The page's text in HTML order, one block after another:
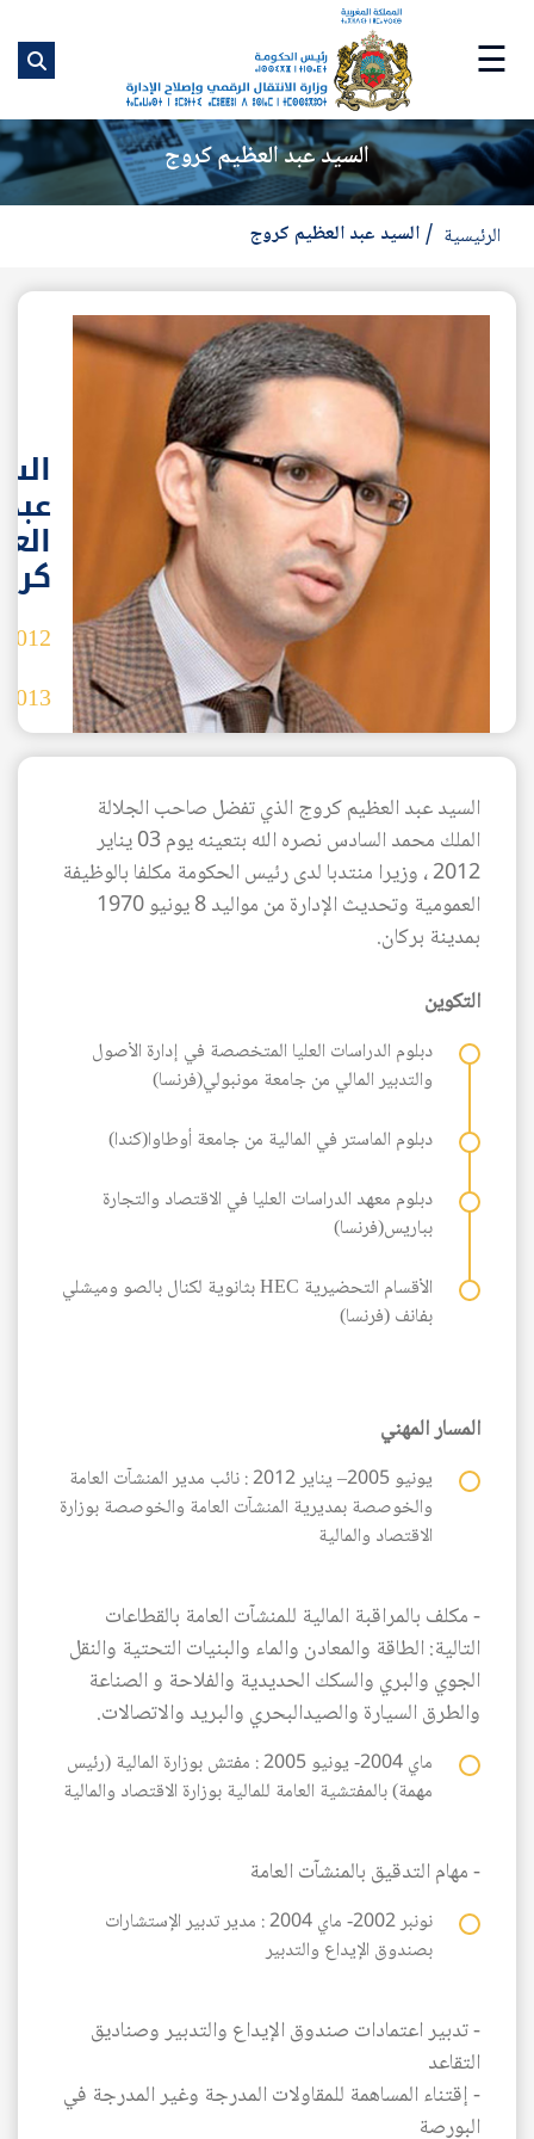
☰
السيد عبد العظيم كروج
الرئيسية السيد عبد العظيم كروج
عبد
2012
2013
السيد عبد العظيم كروج الذي تفضل صاحب الجلالة
الملك محمد السادس نصره الله بتعينه يوم 03 يناير
2012 ، وزيرا منتدبا لدى رئيس الحكومة مكلفا بالوظيفة
العمومية وتحديث الإدارة من مواليد 8 يونيو 1970
بمدينة بركان.
التكوين
دبلوم الدراسات العليا المتخصصة في إدارة الأصول
والتدبير المالي من جامعة مونبولي(فرنسا)
دبلوم الماستر في المالية من جامعة أوطاوا(كندا)
دبلوم معهد الدراسات العليا في الاقتصاد والتجارة
بباريس(فرنسا)
الأقسام التحضيرية HEC بثانوية لكنال بالصو وميشلي
بفانف (فرنسا)
المسار المهني
يونيو 2005– يناير 2012 : نائب مدير المنشآت العامة
والخوصصة بمديرية المنشآت العامة والخوصصة بوزارة
الاقتصاد والمالية
- مكلف بالمراقبة المالية للمنشآت العامة بالقطاعات
التالية: الطاقة والمعادن والماء والبنيات التحتية والنقل
الجوي والبري والسكك الحديدية والفلاحة و الصناعة
والطرق السيارة والصيدالبحري والبريد والاتصالات.
ماي 2004- يونيو 2005 : مفتش بوزارة المالية (رئيس
مهمة) بالمفتشية العامة للمالية بوزارة الاقتصاد والمالية
- مهام التدقيق بالمنشآت العامة
نونبر 2002- ماي 2004 : مدير تدبير الإستشارات
بصندوق الإيداع والتدبير
- تدبير اعتمادات صندوق الإيداع والتدبير وصناديق
التقاعد
- إقتناء المساهمة للمقاولات المدرجة وغير المدرجة في
البورصة